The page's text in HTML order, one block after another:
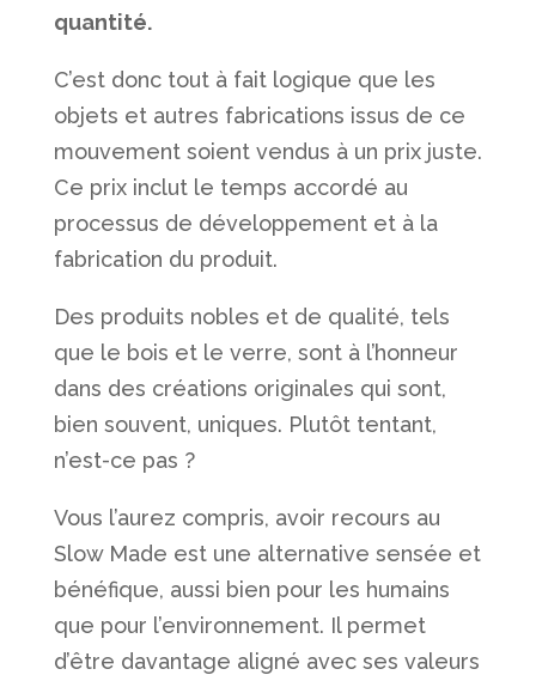
quantité.
C’est donc tout à fait logique que les
objets et autres fabrications issus de ce
mouvement soient vendus à un prix juste.
Ce prix inclut le temps accordé au
processus de développement et à la
fabrication du produit.
Des produits nobles et de qualité, tels
que le bois et le verre, sont à l’honneur
dans des créations originales qui sont,
bien souvent, uniques. Plutôt tentant,
n’est-ce pas ?
Vous l’aurez compris, avoir recours au
Slow Made est une alternative sensée et
bénéfique, aussi bien pour les humains
que pour l’environnement. Il permet
d’être davantage aligné avec ses valeurs